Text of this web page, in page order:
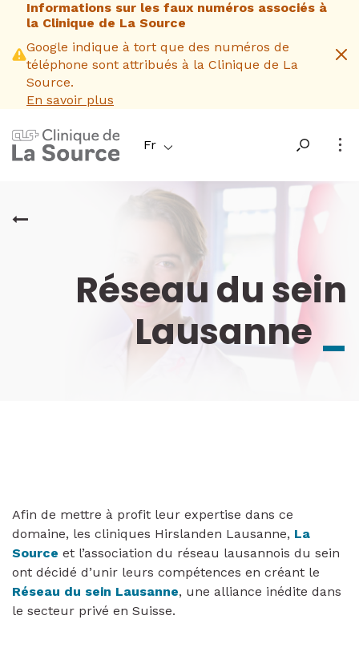
Aller
contenu
principal
Informations sur les faux numéros associés à
la Clinique de La Source
Google indique à tort que des numéros de
téléphone sont attribués à la Clinique de La
Source.
En savoir plus
Fr
Réseau du sein
Lausanne
Afin de mettre à profit leur expertise dans ce
domaine, les cliniques Hirslanden Lausanne, La
Source et l’association du réseau lausannois du sein
ont décidé d’unir leurs compétences en créant le
Réseau du sein Lausanne, une alliance inédite dans
le secteur privé en Suisse.